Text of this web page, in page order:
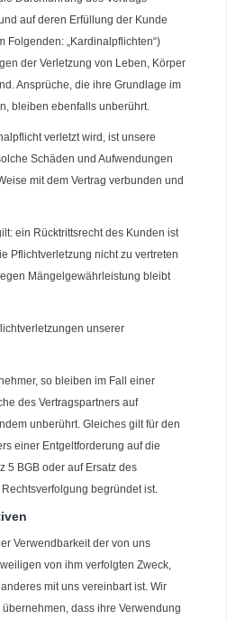
auf deren Erfüllung der Kunde
Folgenden: „Kardinalpflichten“)
der Verletzung von Leben, Körper
Ansprüche, die ihre Grundlage im
bleiben ebenfalls unberührt.
verletzt wird, ist unsere
Schäden und Aufwendungen
mit dem Vertrag verbunden und
ein Rücktrittsrecht des Kunden ist
Pflichtverletzung nicht zu vertreten
Mängelgewährleistung bleibt
unserer
so bleiben im Fall einer
des Vertragspartners auf
unberührt. Gleiches gilt für den
einer Entgeltforderung auf die
5 BGB oder auf Ersatz des
begründet ist.
Verwendbarkeit der von uns
von ihm verfolgten Zweck,
mit uns vereinbart ist. Wir
dass ihre Verwendung